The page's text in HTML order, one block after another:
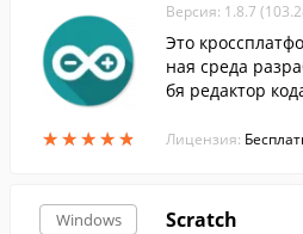
★★★★★
★★★★★
Версия: 1.8.7
Это
ная среда
бя редактор
Лицензия:
Windows Scratch